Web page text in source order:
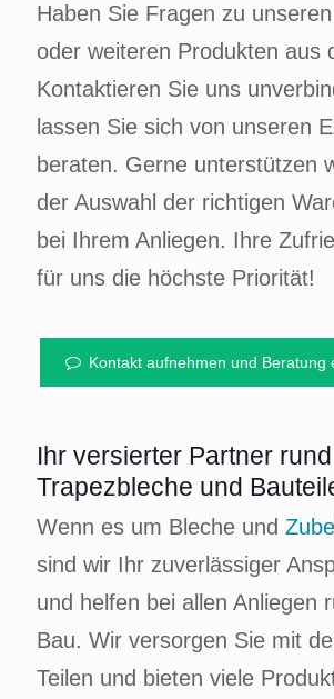
Haben Sie Fragen zu
oder weiteren Produkten aus
Kontaktieren Sie uns
lassen Sie sich von unseren
beraten. Gerne unterstützen
der Auswahl der richtigen
bei Ihrem Anliegen. Ihre
für uns die höchste Priorität!
Kontakt aufnehmen und Beratung
Ihr versierter Partner
Trapezbleche und
Wenn es um Bleche und
sind wir Ihr zuverlässiger
und helfen bei allen Anliegen
Bau. Wir versorgen Sie mit
Teilen und bieten viele